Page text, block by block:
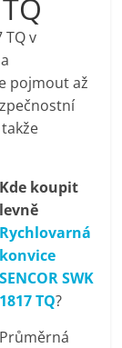
TQ v
pojmout až
Kde koupit
levně
Rychlovarná
konvice
SENCOR SWK
1817 TQ?
Průměrná